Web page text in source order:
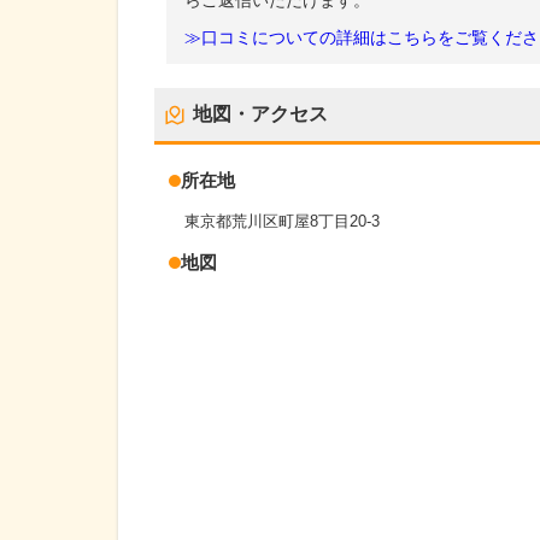
≫口コミについての詳細はこちらをご覧くだ
地図・アクセス
所在地
東京都荒川区町屋8丁目20-3
地図